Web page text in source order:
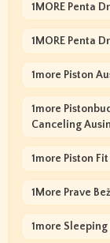
1MORE Penta
1MORE Penta
1more Piston
1more
Canceling
1more Piston
1More Prave
1more Sleeping